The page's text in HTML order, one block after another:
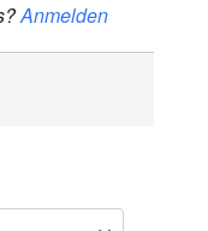
Anmelden